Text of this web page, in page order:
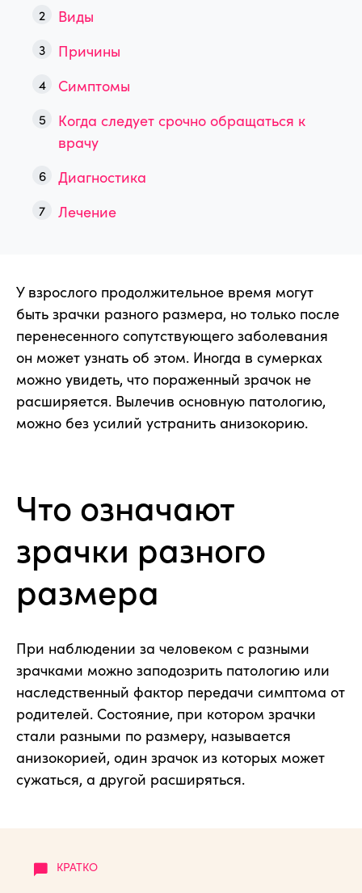
Виды
Причины
Симптомы
Когда следует срочно обращаться к
врачу
Диагностика
Лечение
У взрослого продолжительное время могут
быть зрачки разного размера, но только после
перенесенного сопутствующего заболевания
он может узнать об этом. Иногда в сумерках
можно увидеть, что пораженный зрачок не
расширяется. Вылечив основную патологию,
можно без усилий устранить анизокорию.
Что означают
зрачки разного
размера
При наблюдении за человеком с разными
зрачками можно заподозрить патологию или
наследственный фактор передачи симптома от
родителей. Состояние, при котором зрачки
стали разными по размеру, называется
анизокорией, один зрачок из которых может
сужаться, а другой расширяться.